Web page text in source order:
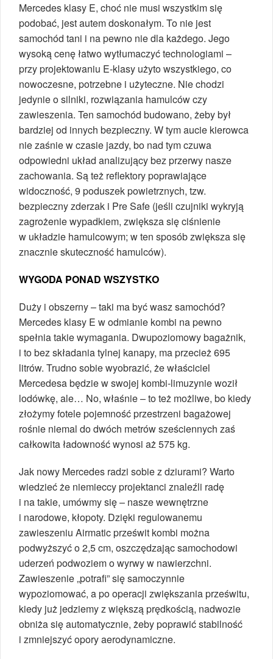
Mercedes klasy E, choć nie musi wszystkim się
podobać, jest autem doskonałym. To nie jest
samochód tani i na pewno nie dla każdego. Jego
wysoką cenę łatwo wytłumaczyć technologiami –
przy projektowaniu E-klasy użyto wszystkiego, co
nowoczesne, potrzebne i użyteczne. Nie chodzi
jedynie o silniki, rozwiązania hamulców czy
zawieszenia. Ten samochód budowano, żeby był
bardziej od innych bezpieczny. W tym aucie kierowca
nie zaśnie w czasie jazdy, bo nad tym czuwa
odpowiedni układ analizujący bez przerwy nasze
zachowania. Są też reflektory poprawiające
widoczność, 9 poduszek powietrznych, tzw.
bezpieczny zderzak i Pre Safe (jeśli czujniki wykryją
zagrożenie wypadkiem, zwiększa się ciśnienie
w układzie hamulcowym; w ten sposób zwiększa się
znacznie skuteczność hamulców).
WYGODA PONAD WSZYSTKO
Duży i obszerny – taki ma być wasz samochód?
Mercedes klasy E w odmianie kombi na pewno
spełnia takie wymagania. Dwupoziomowy bagażnik,
i to bez składania tylnej kanapy, ma przecież 695
litrów. Trudno sobie wyobrazić, że właściciel
Mercedesa będzie w swojej kombi-limuzynie woził
lodówkę, ale… No, właśnie – to też możliwe, bo kiedy
złożymy fotele pojemność przestrzeni bagażowej
rośnie niemal do dwóch metrów sześciennych zaś
całkowita ładowność wynosi aż 575 kg.
Jak nowy Mercedes radzi sobie z dziurami? Warto
wiedzieć że niemieccy projektanci znaleźli radę
i na takie, umówmy się – nasze wewnętrzne
i narodowe, kłopoty. Dzięki regulowanemu
zawieszeniu Airmatic prześwit kombi można
podwyższyć o 2,5 cm, oszczędzając samochodowi
uderzeń podwoziem o wyrwy w nawierzchni.
Zawieszenie „potrafi” się samoczynnie
wypoziomować, a po operacji zwiększania prześwitu,
kiedy już jedziemy z większą prędkością, nadwozie
obniża się automatycznie, żeby poprawić stabilność
i zmniejszyć opory aerodynamiczne.